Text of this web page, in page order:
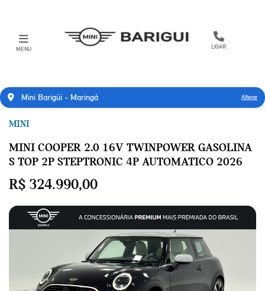
MENU LIGAR
Mini Barigüi - Maringá Alterar
MINI
MINI COOPER 2.0 16V TWINPOWER GASOLINA
S TOP 2P STEPTRONIC 4P AUTOMATICO 2026
R$ 324.990,00